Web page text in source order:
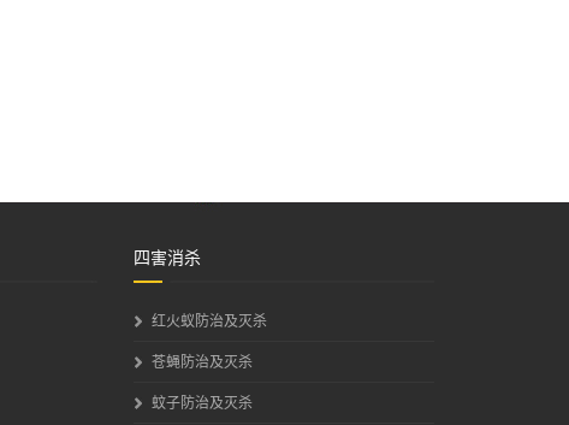
四害消杀
红火蚁防治及灭杀
苍蝇防治及灭杀
蚊子防治及灭杀